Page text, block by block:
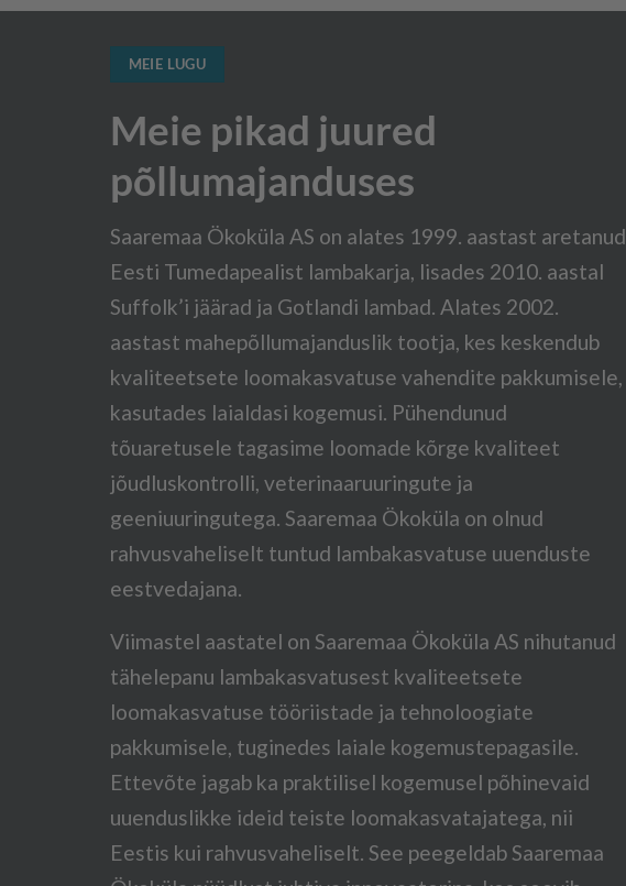
MEIE LUGU
Meie pikad juured
põllumajanduses
Saaremaa Ökoküla AS on alates 1999. aastast aretanud
Eesti Tumedapealist lambakarja, lisades 2010. aastal
Suffolk’i jäärad ja Gotlandi lambad. Alates 2002.
aastast mahepõllumajanduslik tootja, kes keskendub
kvaliteetsete loomakasvatuse vahendite pakkumisele,
kasutades laialdasi kogemusi. Pühendunud
tõuaretusele tagasime loomade kõrge kvaliteet
jõudluskontrolli, veterinaaruuringute ja
geeniuuringutega. Saaremaa Ökoküla on olnud
rahvusvaheliselt tuntud lambakasvatuse uuenduste
eestvedajana.
Viimastel aastatel on Saaremaa Ökoküla AS nihutanud
tähelepanu lambakasvatusest kvaliteetsete
loomakasvatuse tööriistade ja tehnoloogiate
pakkumisele, tuginedes laiale kogemustepagasile.
Ettevõte jagab ka praktilisel kogemusel põhinevaid
uuenduslikke ideid teiste loomakasvatajatega, nii
Eestis kui rahvusvaheliselt. See peegeldab Saaremaa